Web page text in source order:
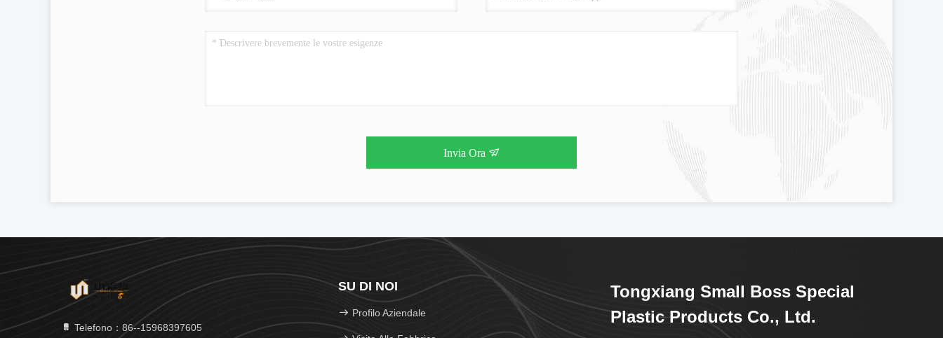
Invia Ora
Telefono：86--15968397605
SU DI NOI
Profilo Aziendale
Tongxiang Small Boss Special
Plastic Products Co., Ltd.